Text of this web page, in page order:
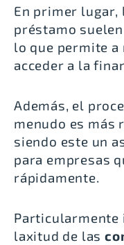
En primer lugar,
préstamo
lo que permite a
acceder a la
Además, el
menudo es más
siendo este un
para empresas
rápidamente.
Particularmente
laxitud de las